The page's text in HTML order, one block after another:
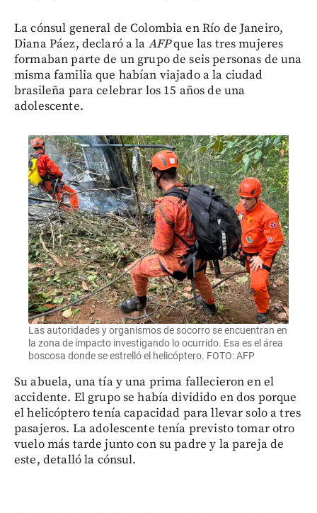
La cónsul general de Colombia en Río de Janeiro,
Diana Páez, declaró a la AFPque las tres mujeres
formaban parte de un grupo de seis personas de una
misma familia que habían viajado a la ciudad
brasileña para celebrar los 15 años de una
adolescente.
Las autoridades y organismos de socorro se encuentran en
la zona de impacto investigando lo ocurrido. Esa es el área
boscosa donde se estrelló el helicóptero. FOTO: AFP
Su abuela, una tía y una prima fallecieron en el
accidente. El grupo se había dividido en dos porque
el helicóptero tenía capacidad para llevar solo a tres
pasajeros. La adolescente tenía previsto tomar otro
vuelo más tarde junto con su padre y la pareja de
este, detalló la cónsul.